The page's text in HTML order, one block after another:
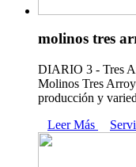
molinos tres
DIARIO 3 - Tres
Molinos Tres
producción y
Leer Más